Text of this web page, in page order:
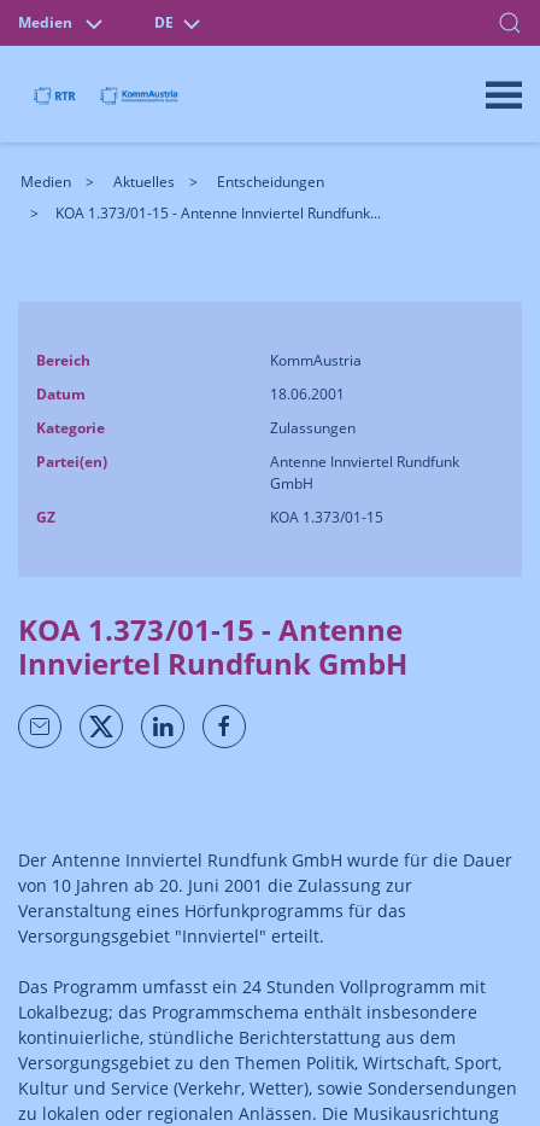
Medien DE
Medien Aktuelles
Entscheidungen
KOA 1.373/01-15 - Antenne Innviertel Rundfunk...
Bereich
KommAustria
Datum
18.06.2001
Kategorie
Zulassungen
Partei(en)
Antenne Innviertel Rundfunk
GmbH
GZ
KOA 1.373/01-15
KOA 1.373/01-15 - Antenne
Innviertel Rundfunk GmbH
Der Antenne Innviertel Rundfunk GmbH wurde für die Dauer
von 10 Jahren ab 20. Juni 2001 die Zulassung zur
Veranstaltung eines Hörfunkprogramms für das
Versorgungsgebiet "Innviertel" erteilt.
Das Programm umfasst ein 24 Stunden Vollprogramm mit
Lokalbezug; das Programmschema enthält insbesondere
kontinuierliche, stündliche Berichterstattung aus dem
Versorgungsgebiet zu den Themen Politik, Wirtschaft, Sport,
Kultur und Service (Verkehr, Wetter), sowie Sondersendungen
zu lokalen oder regionalen Anlässen. Die Musikausrichtung